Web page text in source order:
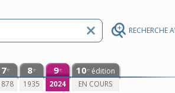
RECHERCHE
7e 8e
1935
9e
2024
10e édition
EN COURS